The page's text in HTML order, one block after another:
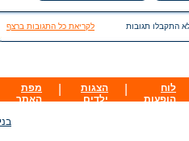
התקבלו תגובות לקריאת כל התגובות ברצף
לוח
הופעות
הצגות
ילדים
מפת
האתר